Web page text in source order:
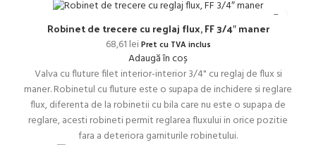
Robinet de trecere cu reglaj flux, FF 3/4″ maner
68,61 leiPret cu TVA inclus
Adaugă în coș
Valva cu fluture filet interior-interior 3/4" cu reglaj de flux si
maner. Robinetul cu fluture este o supapa de inchidere si reglare
flux, diferenta de la robinetii cu bila care nu este o supapa de
reglare, acesti robineti permit reglarea fluxului in orice pozitie
fara a deteriora garniturile robinetului.